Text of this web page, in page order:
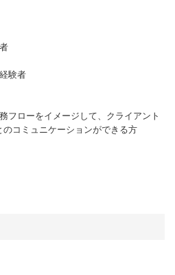
験者
フローをイメージして、クライアント
コミュニケーションができる方